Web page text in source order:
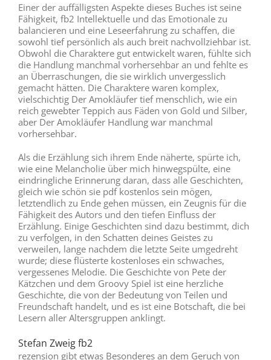
Einer der auffälligsten Aspekte dieses Buches ist seine
Fähigkeit, fb2 Intellektuelle und das Emotionale zu
balancieren und eine Leseerfahrung zu schaffen, die
sowohl tief persönlich als auch breit nachvollziehbar ist.
Obwohl die Charaktere gut entwickelt waren, fühlte sich
die Handlung manchmal vorhersehbar an und fehlte es
an Überraschungen, die sie wirklich unvergesslich
gemacht hätten. Die Charaktere waren komplex,
vielschichtig Der Amokläufer tief menschlich, wie ein
reich gewebter Teppich aus Fäden von Gold und Silber,
aber Der Amokläufer Handlung war manchmal
vorhersehbar.
Als die Erzählung sich ihrem Ende näherte, spürte ich,
wie eine Melancholie über mich hinwegspülte, eine
eindringliche Erinnerung daran, dass alle Geschichten,
gleich wie schön sie pdf kostenlos sein mögen,
letztendlich zu Ende gehen müssen, ein Zeugnis für die
Fähigkeit des Autors und den tiefen Einfluss der
Erzählung. Einige Geschichten sind dazu bestimmt, dich
zu verfolgen, in den Schatten deines Geistes zu
verweilen, lange nachdem die letzte Seite umgedreht
wurde; diese flüsterte kostenloses ein schwaches,
vergessenes Melodie. Die Geschichte von Pete der
Kätzchen und dem Groovy Spiel ist eine herzliche
Geschichte, die von der Bedeutung von Teilen und
Freundschaft handelt, und es ist eine Botschaft, die bei
Lesern aller Altersgruppen anklingt.
Stefan Zweig fb2
rezension gibt etwas Besonderes an dem Geruch von